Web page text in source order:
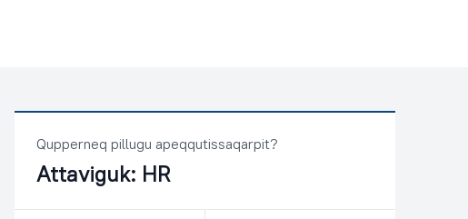
Qupperneq pillugu apeqqutissaqarpit?
Attaviguk: HR